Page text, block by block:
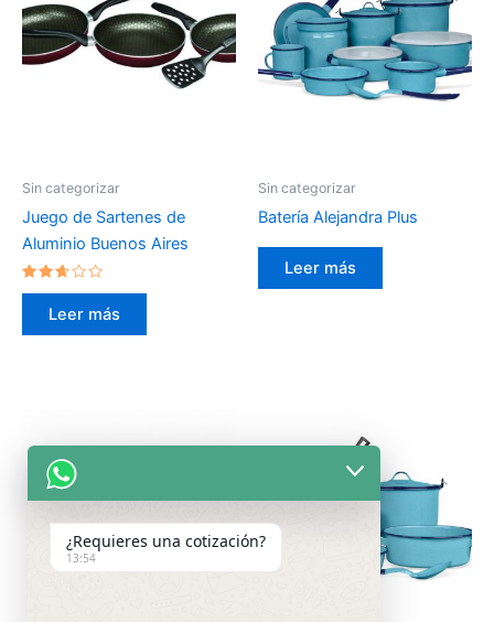
Sin categorizar
Juego de Sartenes de
Aluminio Buenos Aires
Valorado
2.50Leer más
Sin categorizar
Batería Alejandra Plus
Leer más
¿Requieres una cotización?
13:54